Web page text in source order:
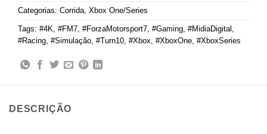
Categorias: Corrida Xbox One/Series
Tags: #4K #FM7 #ForzaMotorsport7 #Gaming #MidiaDigital
#Racing #Simulação #Turn10 #Xbox #XboxOne #XboxSeries
DESCRIÇÃO